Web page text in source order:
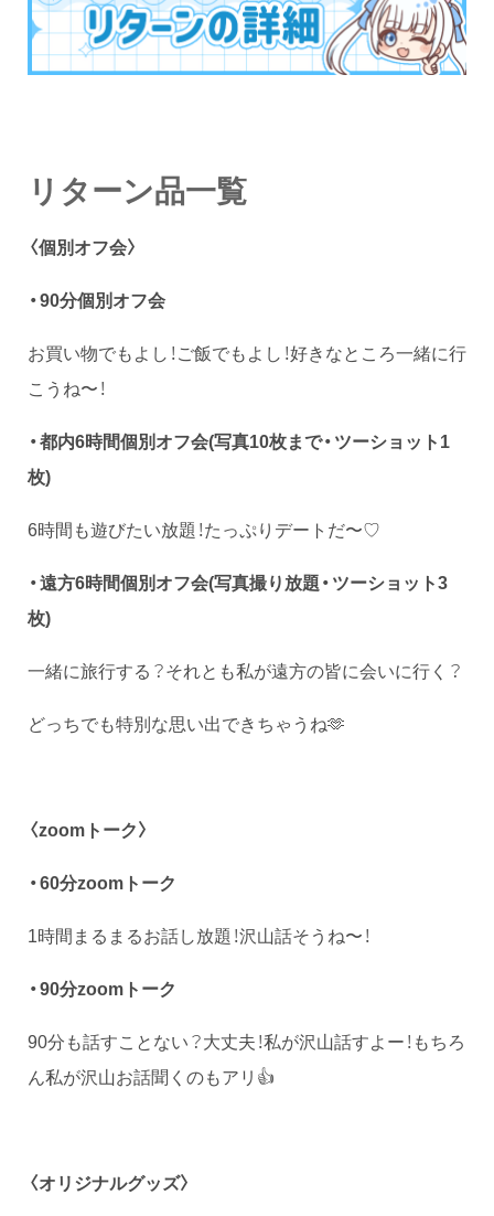
リターン品一覧
〈個別オフ会〉
・90分個別オフ会
お買い物でもよし！ご飯でもよし！好きなところ一緒に行
こうね〜！
・都内6時間個別オフ会(写真10枚まで・ツーショット1
枚)
6時間も遊びたい放題！たっぷりデートだ〜♡
・遠方6時間個別オフ会(写真撮り放題・ツーショット3
枚)
一緒に旅行する？それとも私が遠方の皆に会いに行く？
どっちでも特別な思い出できちゃうね🫶
〈zoomトーク〉
・60分zoomトーク
1時間まるまるお話し放題！沢山話そうね〜！
・90分zoomトーク
90分も話すことない？大丈夫！私が沢山話すよー！もちろ
ん私が沢山お話聞くのもアリ👍
〈オリジナルグッズ〉